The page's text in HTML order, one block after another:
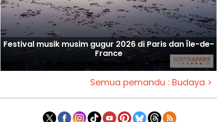
Festival musik musim gugur 2026 di Paris dan Île-de-
France
Semua pemandu : Budaya >